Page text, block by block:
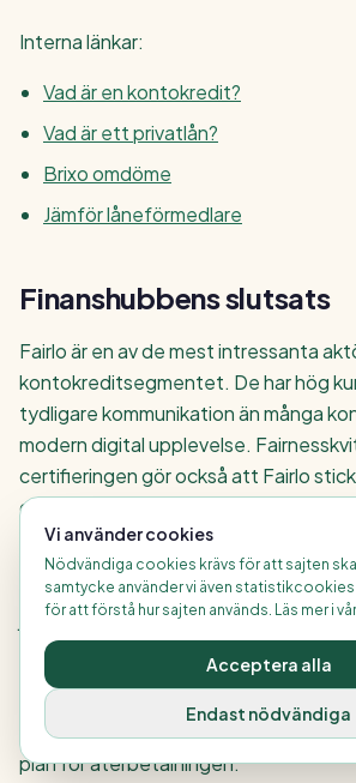
Interna länkar:
Vad är en kontokredit?
Vad är ett privatlån?
Brixo omdöme
Jämför låneförmedlare
Finanshubbens slutsats
Fairlo är en av de mest intressanta
kontokreditsegmentet. De har hög
tydligare kommunikation än många
modern digital upplevelse.
certifieringen gör också att Fairlo
där många aktörer har låg transparens.
Men kostnaden är fortfarande
billigt lån om du använder krediten
jämfört med vanliga privatlån och
korta lån kan bli dyra om krediten är ny.
Vår slutsats är att Fairlo är ett bra
behöver flexibilitet och tydlighet, men
plan för återbetalningen.
Vi använder cookies
Nödvändiga cookies krävs för att sajten
samtycke använder vi även
för att förstå hur sajten används. Läs mer i vår
Acceptera alla
Endast nödvändiga